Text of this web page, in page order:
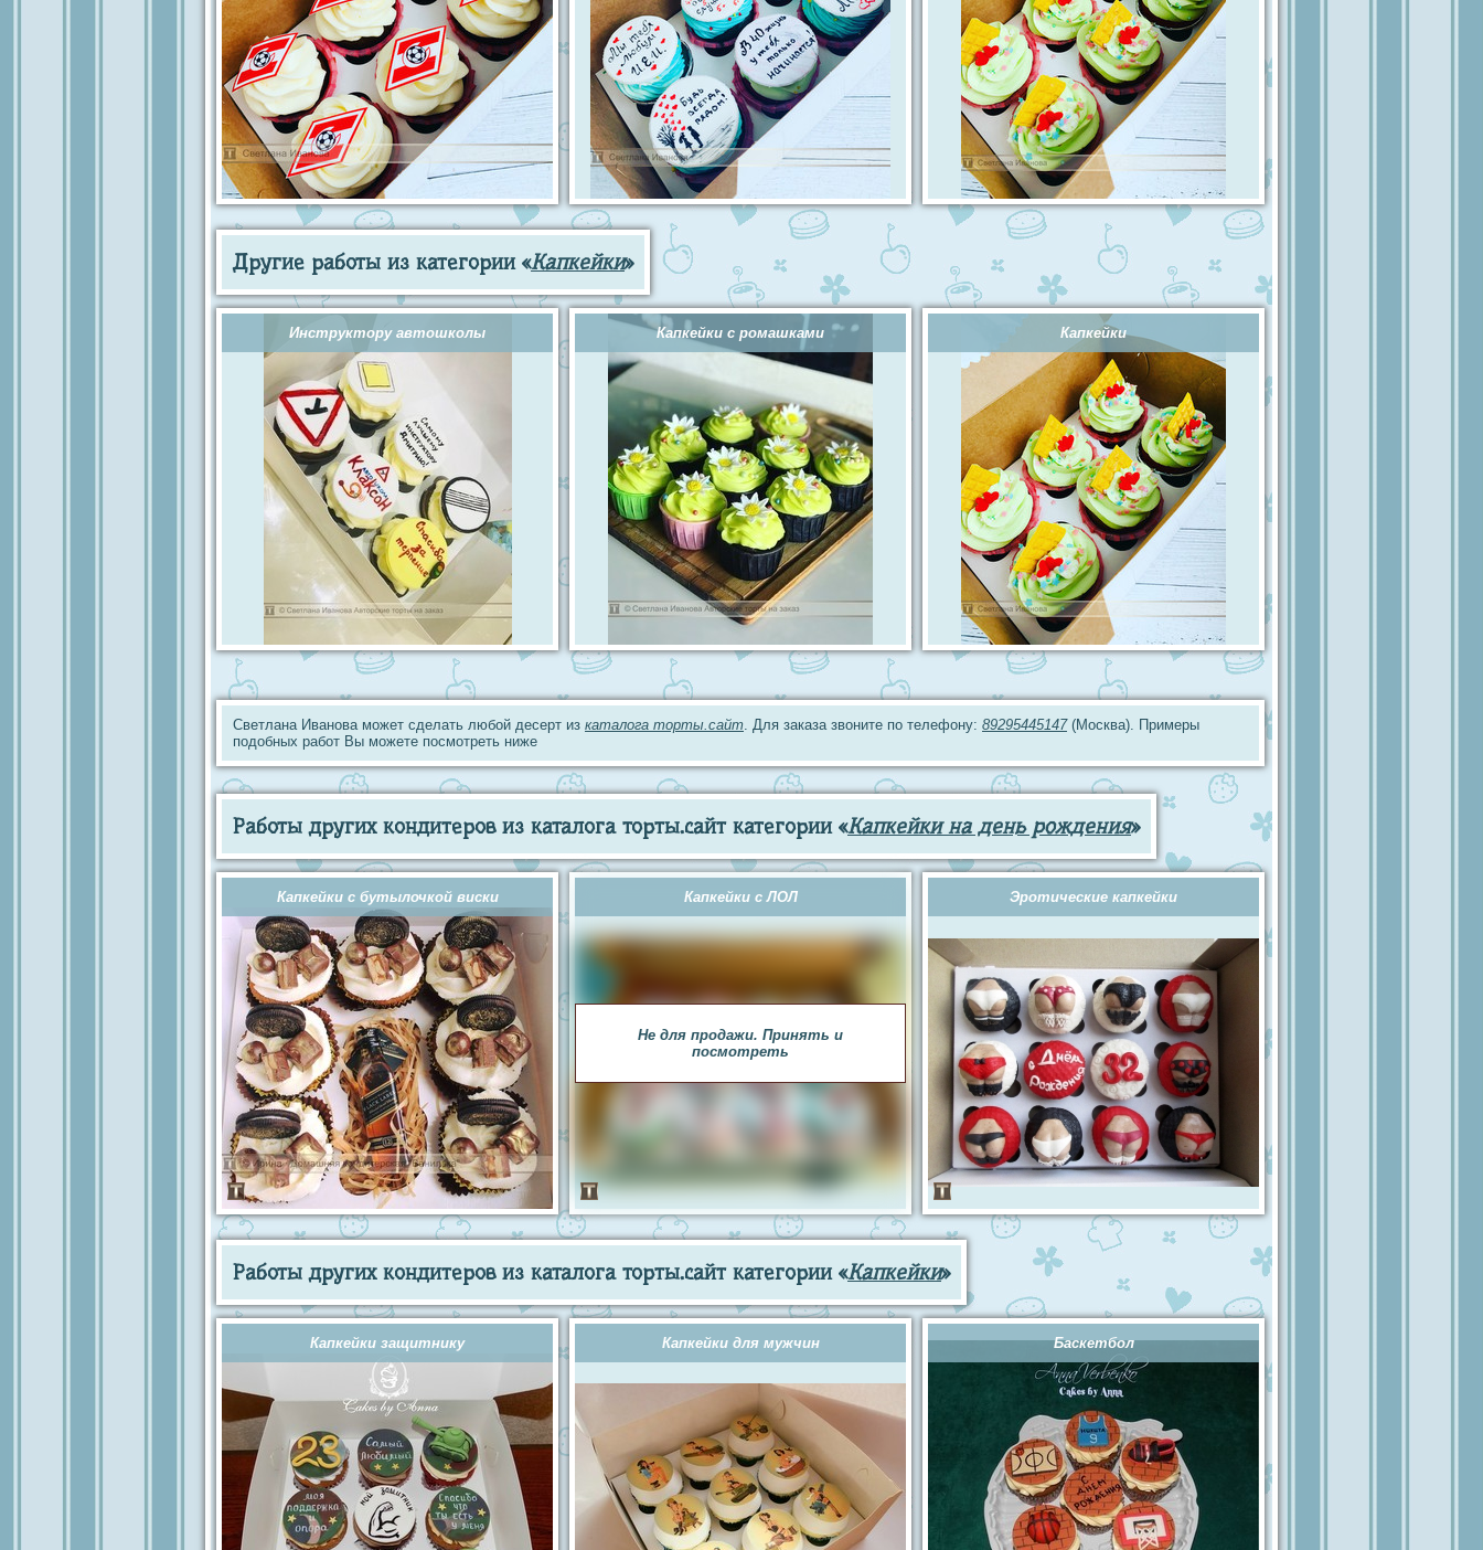
Другие работы из категории «Капкейки»
Инструктору автошколы Капкейки с ромашками Капкейки
Светлана Иванова может сделать любой десерт из каталога торты.сайт . Для заказа звоните по телефону: 89295445147(Москва). Примеры
подобных работ Вы можете посмотреть ниже
Работы других кондитеров из каталога торты.сайт категории «Капкейки на день рождения»
Капкейки с бутылочкой виски Капкейки с ЛОЛ
Не для продажи. Принять и
посмотреть
Эротические капкейки
Работы других кондитеров из каталога торты.сайт категории «Капкейки»
Капкейки защитнику Капкейки для мужчин Баскетбол